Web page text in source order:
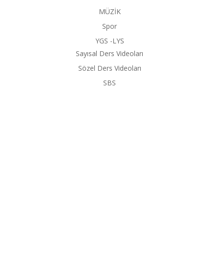
MÜZİK
Spor
YGS -LYS
Sayısal Ders Videoları
Sözel Ders Videoları
SBS